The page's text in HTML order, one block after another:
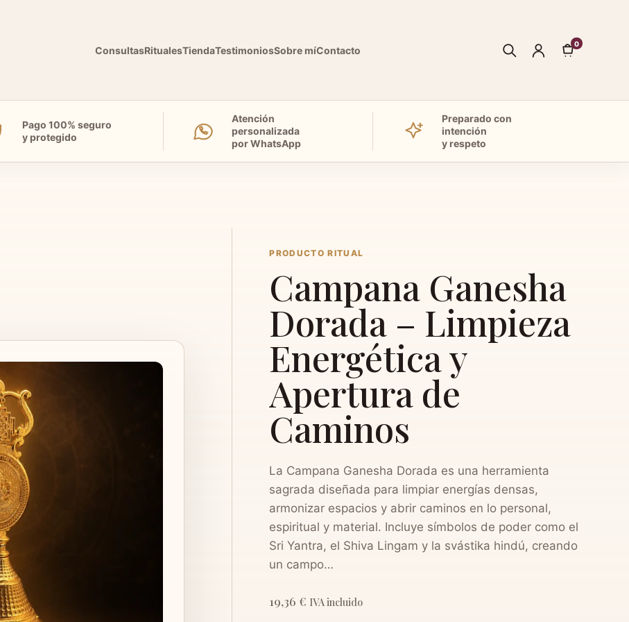
ConsultasRitualesTiendaTestimoniosSobre míContacto
0
Pago 100% seguro
y protegido
Atención
personalizada
por WhatsApp
Preparado con
intención
y respeto
PRODUCTO RITUAL
Campana Ganesha
Dorada – Limpieza
Energética y
Apertura de
Caminos
La Campana Ganesha Dorada es una herramienta
sagrada diseñada para limpiar energías densas,
armonizar espacios y abrir caminos en lo personal,
espiritual y material. Incluye símbolos de poder como el
Sri Yantra, el Shiva Lingam y la svástika hindú, creando
un campo…
19,36 € IVA incluido